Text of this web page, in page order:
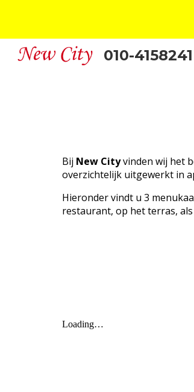
010-4158241
Bij New Cityvinden wij het
overzichtelijk uitgewerkt in
Hieronder vindt u 3
restaurant, op het terras,